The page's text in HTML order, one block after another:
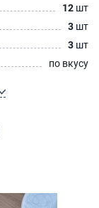
12 шт
3 шт
3 шт
по вкусу